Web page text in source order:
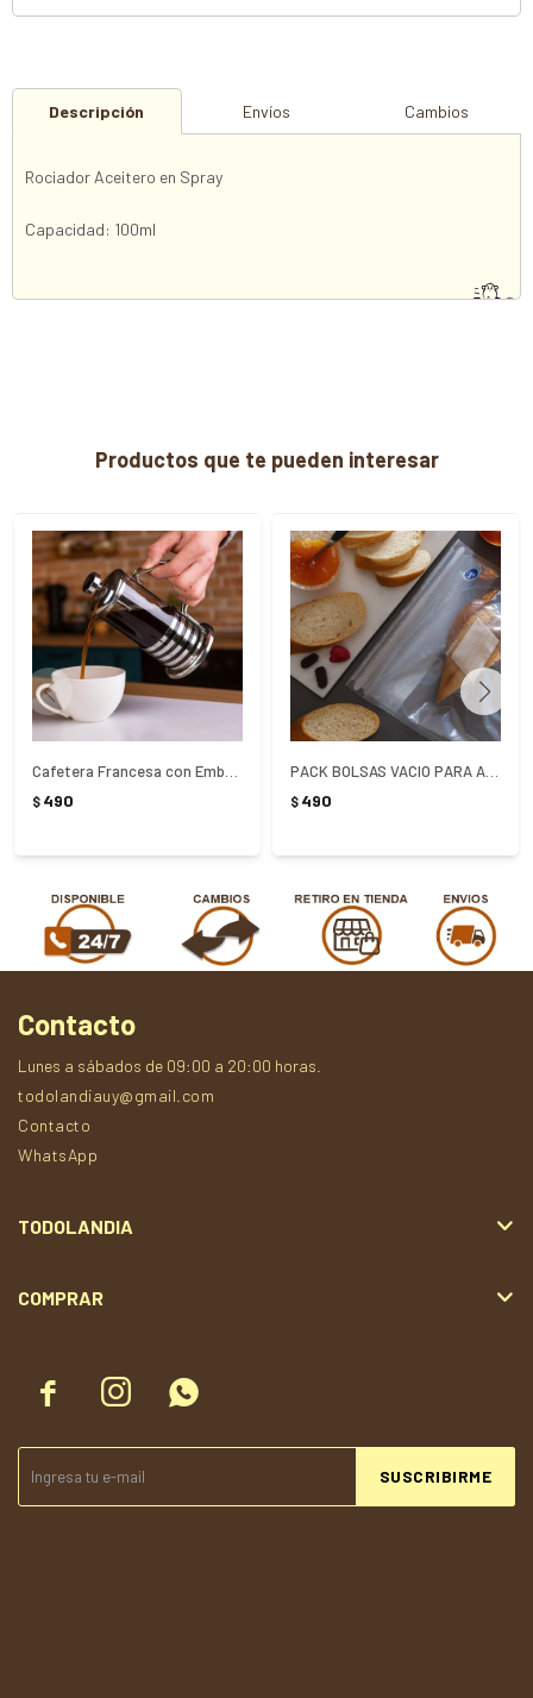
Descripción Envíos Cambios
Rociador Aceitero en Spray
Capacidad: 100ml
Productos que te pueden interesar
$ 490 $ 490
  
SUSCRIBIRME
Contacto
Lunes a sábados de 09:00 a 20:00 horas.
todolandiauy@gmail.com
Contacto
WhatsApp
TODOLANDIA
COMPRAR